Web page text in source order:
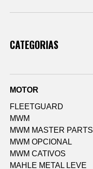
CATEGORIAS
MOTOR
FLEETGUARD
MWM
MWM MASTER PARTS
MWM OPCIONAL
MWM CATIVOS
MAHLE METAL LEVE